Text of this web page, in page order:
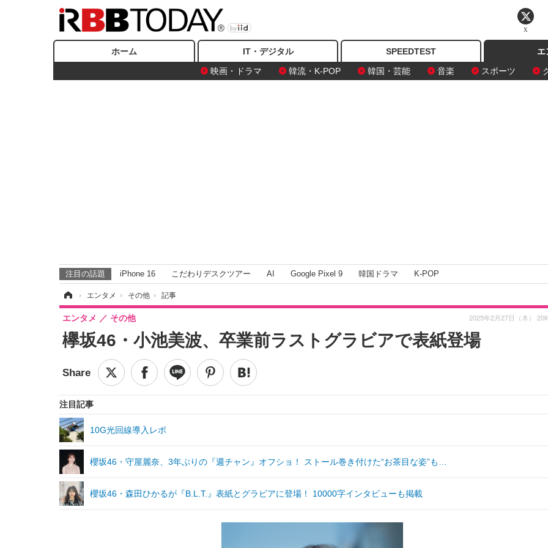
ホーム IT・デジタル SPEEDTEST
エ
映画・ドラマ
韓流・K-POP 韓国・芸能 音楽 スポーツ
注目の話題 iPhone 16 こだわりデスクツアー AI Google Pixel 9 韓国ドラマ K-POP
› エンタメ › その他 › 記事
欅坂46・小池美波、卒業前ラストグラビアで表紙登場
エンタメ その他 2025年2月27日（木） 20
注目記事
10G光回線導入レポ
櫻坂46・守屋麗奈、3年ぶりの『週チャン』オフショ！ ストール巻き付けた“お茶目な姿”も…
櫻坂46・森田ひかるが『B.L.T.』表紙とグラビアに登場！ 10000字インタビューも掲載
X